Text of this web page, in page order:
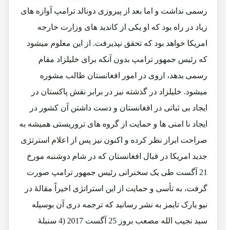
رسمی نداشت و اما بعد از پیروزی دونالد ترامپ آوازه های
زیاد در راه بود که او یکی از کاندید های وزارت خارجه
امریکا خواهد بود که تحقق نپذیرفت. از این معلوم میشود
که رئیس جمهور ترامپ بدون آنکه برای خلیلزاد مقام
رسمی بدهد، ازوی در امور افغانستان طالب مشوره
میشود. خلیلزاد در گذشته نیز در برابر نقش پاکستان در
ایجاد بی ثباتی در افغانستان و دست داشتن آن کشور در
ایجاد نا امنی ها و حمایت از گروه های تروریستی همیشه به
صراحت ابراز نظر کرده و اکنون نیز پس از اعلام استرتژی
جدید امریکا در قبال افغانستان که در شام دوشنبه مورخ
21 آگست طی یک سخنرانی رئیس جمهور ترامپ صورت
گرفت، به تأسی و حمایت از این استراتژی اخیراً مقالۀ در
نیو یارک تایمز به نشر رسانید که ترجمه دری آن بوسیله
سید نجیب الله مصعب بروز 25 آگست 2017 (4 سنبلۀ